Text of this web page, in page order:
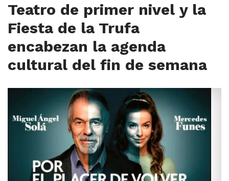
Teatro de primer nivel y la
Fiesta de la Trufa
encabezan la agenda
cultural del fin de semana